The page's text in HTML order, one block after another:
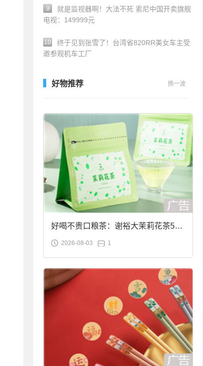
9
就是监视器啊！大法不死 索尼中国开卖旗舰
电视：149999元
10
终于见到张雪了！台湾省820RR美女车主受
邀参观机车工厂
好物推荐 换一波
好喝不贵口粮茶：谢裕大茉莉花茶50g
袋装9.9元到手
2026-08-03 1